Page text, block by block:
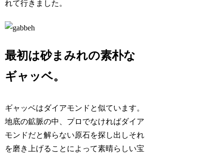
れて行きました。
最初は砂まみれの素朴な
ギャッベ。
ギャッベはダイアモンドと似ています。
地底の鉱脈の中、プロでなければダイア
モンドだと解らない原石を探し出しそれ
を磨き上げることによって素晴らしい宝